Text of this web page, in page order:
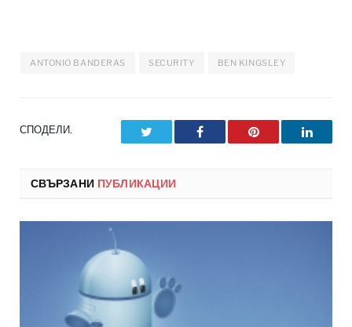
ANTONIO BANDERAS SECURITY BEN KINGSLEY
СПОДЕЛИ. Facebook Pinterest
СВЪРЗАНИ ПУБЛИКАЦИИ